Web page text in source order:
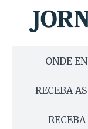
ONDE
RECEBA